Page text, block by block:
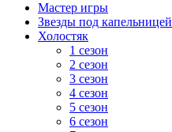
Мастер игры
Звезды под капельницей
Холостяк
1 сезон
2 сезон
3 сезон
4 сезон
5 сезон
6 сезон